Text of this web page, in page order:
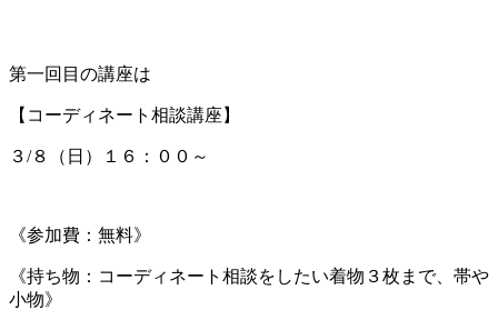
第一回目の講座は
【コーディネート相談講座】
３/８（日）１６：００～
《参加費：無料》
《持ち物：コーディネート相談をしたい着物３枚まで、帯や
小物》